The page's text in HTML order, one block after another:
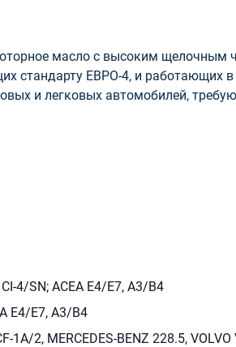
масло с высоким
стандарту ЕВРО-4, и работающих
и легковых автомобилей,
4/SN; ACEA E4/E7, A3/B4
E4/E7, A3/B4
1A/2, MERCEDES-BENZ 228.5,